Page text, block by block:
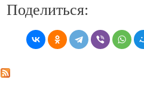
Поделиться: